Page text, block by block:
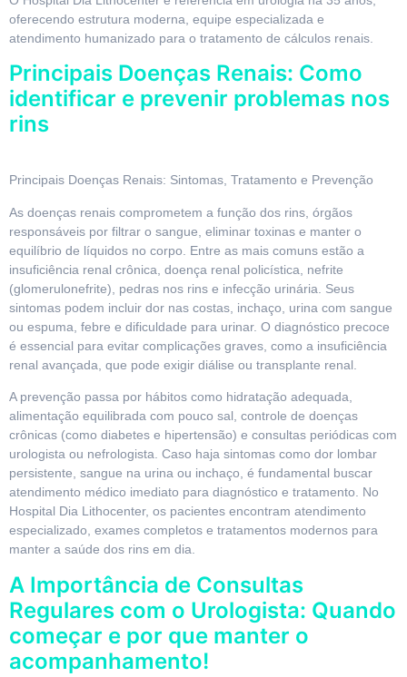
oferecendo estrutura moderna, equipe especializada e
atendimento humanizado para o tratamento de cálculos renais.
Principais Doenças Renais: Como
identificar e prevenir problemas nos
rins
Principais Doenças Renais: Sintomas, Tratamento e Prevenção
As doenças renais comprometem a função dos rins, órgãos
responsáveis por filtrar o sangue, eliminar toxinas e manter o
equilíbrio de líquidos no corpo. Entre as mais comuns estão a
insuficiência renal crônica, doença renal policística, nefrite
(glomerulonefrite), pedras nos rins e infecção urinária. Seus
sintomas podem incluir dor nas costas, inchaço, urina com sangue
ou espuma, febre e dificuldade para urinar. O diagnóstico precoce
é essencial para evitar complicações graves, como a insuficiência
renal avançada, que pode exigir diálise ou transplante renal.
A prevenção passa por hábitos como hidratação adequada,
alimentação equilibrada com pouco sal, controle de doenças
crônicas (como diabetes e hipertensão) e consultas periódicas com
urologista ou nefrologista. Caso haja sintomas como dor lombar
persistente, sangue na urina ou inchaço, é fundamental buscar
atendimento médico imediato para diagnóstico e tratamento. No
Hospital Dia Lithocenter, os pacientes encontram atendimento
especializado, exames completos e tratamentos modernos para
manter a saúde dos rins em dia.
A Importância de Consultas
Regulares com o Urologista: Quando
começar e por que manter o
acompanhamento!